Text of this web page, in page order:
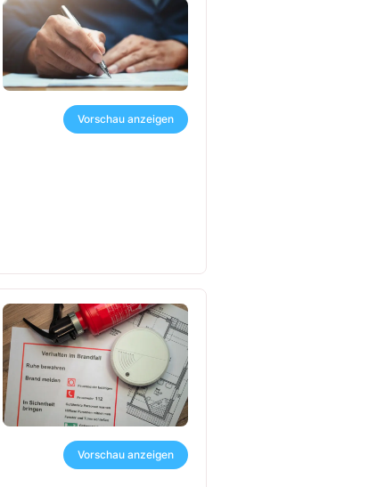
Vorschau anzeigen
Vorschau anzeigen